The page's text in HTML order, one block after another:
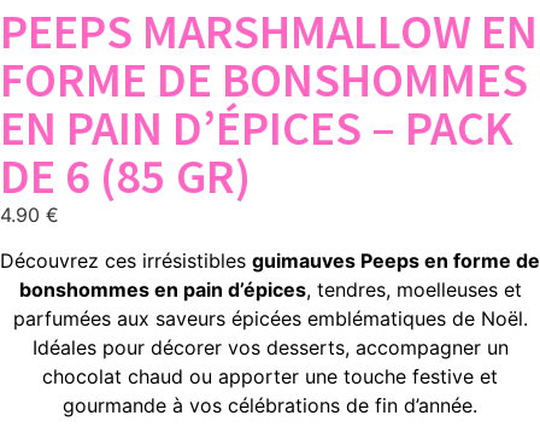
PEEPS MARSHMALLOW EN
FORME DE BONSHOMMES
EN PAIN D’ÉPICES – PACK
DE 6 (85 GR)
4.90 €
Découvrez ces irrésistibles guimauves Peeps en forme de
bonshommes en pain d’épices, tendres, moelleuses et
parfumées aux saveurs épicées emblématiques de Noël.
Idéales pour décorer vos desserts, accompagner un
chocolat chaud ou apporter une touche festive et
gourmande à vos célébrations de fin d’année.